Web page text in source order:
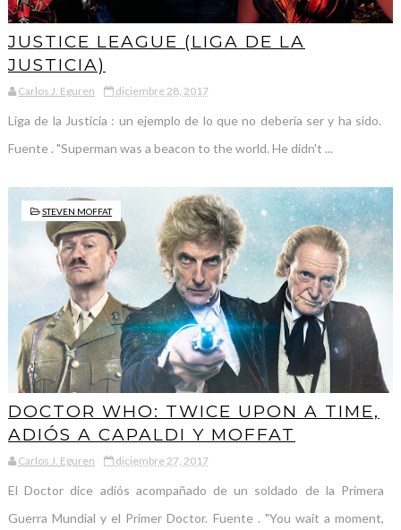
JUSTICE LEAGUE (LIGA DE LA
JUSTICIA)
Carlos J. Eguren diciembre 28, 2017
Liga de la Justicia : un ejemplo de lo que no debería ser y ha sido.
Fuente . "Superman was a beacon to the world. He didn't ...
STEVEN MOFFAT
DOCTOR WHO: TWICE UPON A TIME,
ADIÓS A CAPALDI Y MOFFAT
Carlos J. Eguren diciembre 27, 2017
El Doctor dice adiós acompañado de un soldado de la Primera
Guerra Mundial y el Primer Doctor. Fuente . "You wait a moment,